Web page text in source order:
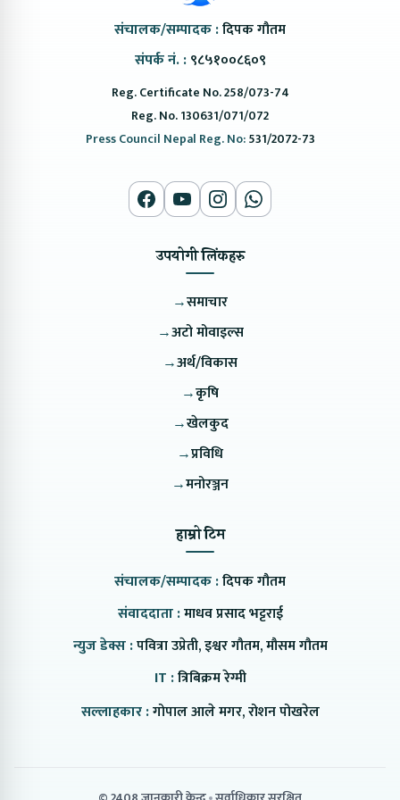
संचालक/सम्पादक :दिपक गौतम
संपर्क नं. : ९८५१००८६०९
Reg. Certificate No. 258/073-74
Reg. No. 130631/071/072
Press Council Nepal Reg. No:531/2072-73
उपयोगी लिंकहरु
→समाचार
→अटो मोवाइल्स
→अर्थ/विकास
→कृषि
→खेलकुद
→प्रविधि
→मनोरञ्जन
हाम्रो टिम
संचालक/सम्पादक :दिपक गौतम
संवाददाता :माधव प्रसाद भट्टराई
न्युज डेक्स :पवित्रा उप्रेती, इश्वर गौतम, मौसम गौतम
IT :त्रिबिक्रम रेग्मी
सल्लाहकार :गोपाल आले मगर, रोशन पोखरेल